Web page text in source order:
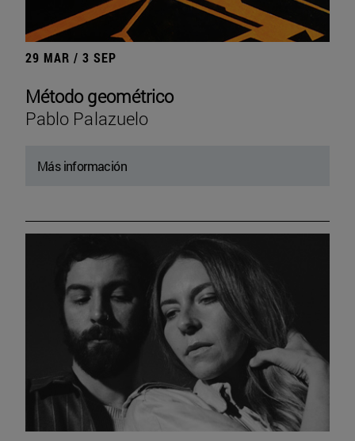
29 MAR / 3 SEP
Método geométrico
Pablo Palazuelo
Más información